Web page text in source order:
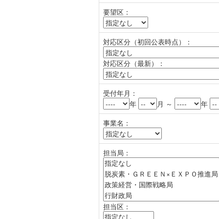
要望区：
対応区分（初回公表時点）：
対応区分（最新）：
受付年月：
年
月 ～
年
事業名：
担当局：
担当区：